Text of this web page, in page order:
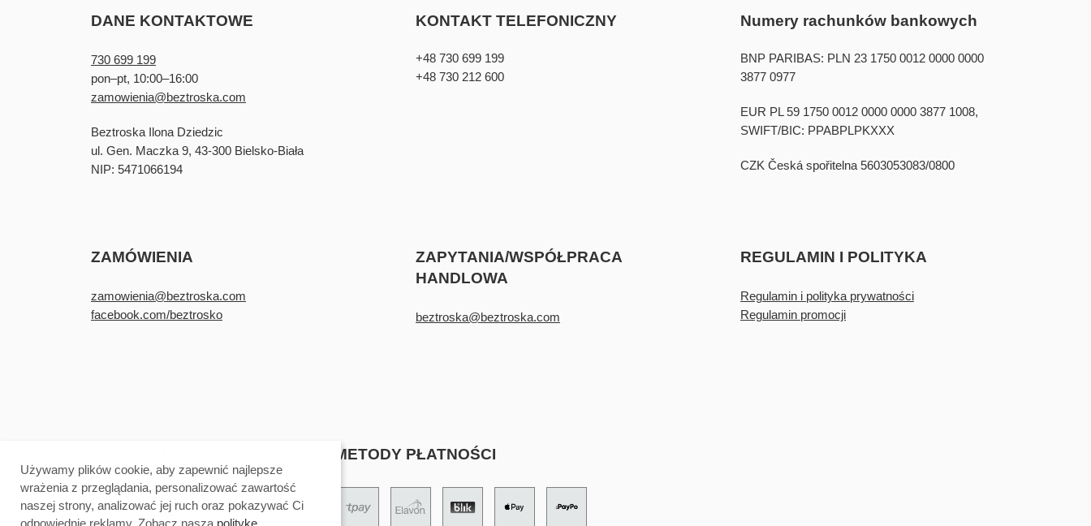
DANE KONTAKTOWE
730 699 199
pon–pt, 10:00–16:00
zamowienia@beztroska.com
Beztroska Ilona Dziedzic
ul. Gen. Maczka 9, 43-300 Bielsko-Biała
NIP: 5471066194
KONTAKT TELEFONICZNY
+48 730 699 199
+48 730 212 600
Numery rachunków bankowych
BNP PARIBAS: PLN 23 1750 0012 0000 0000
3877 0977
EUR PL 59 1750 0012 0000 0000 3877 1008,
SWIFT/BIC: PPABPLPKXXX
CZK Česká spořitelna 5603053083/0800
ZAMÓWIENIA
zamowienia@beztroska.com
facebook.com/beztrosko
ZAPYTANIA/WSPÓŁPRACA
HANDLOWA
beztroska@beztroska.com
REGULAMIN I POLITYKA
Regulamin i polityka prywatności
Regulamin promocji
METODY PŁATNOŚCI
Używamy plików cookie, aby zapewnić najlepsze
wrażenia z przeglądania, personalizować zawartość
naszej strony, analizować jej ruch oraz pokazywać Ci
odpowiednie reklamy. Zobacz naszą politykę